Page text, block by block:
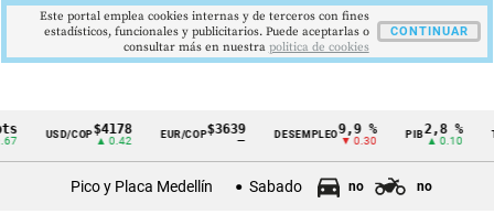
Cintillo
USD/COP $4178
▲ 0.42
EUR/COP$3639 DESEMPLEO9,9 %
▼ 0.30
PIB 2,8 %
▲ 0.10
TRM
Pico y Placa Medellín Sabado no no
Este portal emplea cookies internas y de terceros con fines
estadísticos, funcionales y publicitarios. Puede aceptarlas o
consultar más en nuestra politica de cookies
CONTINUAR